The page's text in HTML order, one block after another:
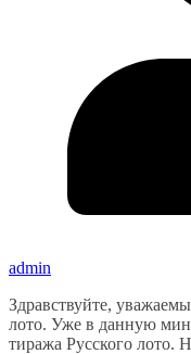
admin
Здравствуйте,
лото. Уже в данную
тиража Русского лото.